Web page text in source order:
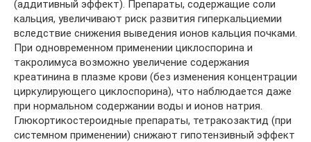
(аддитивный эффект). Препараты, содержащие соли
кальция, увеличивают риск развития гиперкальциемии
вследствие снижения выведения ионов кальция почками.
При одновременном применении циклоспорина и
такролимуса возможно увеличение содержания
креатинина в плазме крови (без изменения концентрации
циркулирующего циклоспорина), что наблюдается даже
при нормальном содержании воды и ионов натрия.
Глюкортикостероидные препараты, тетракозактид (при
системном применении) снижают гипотензивный эффект